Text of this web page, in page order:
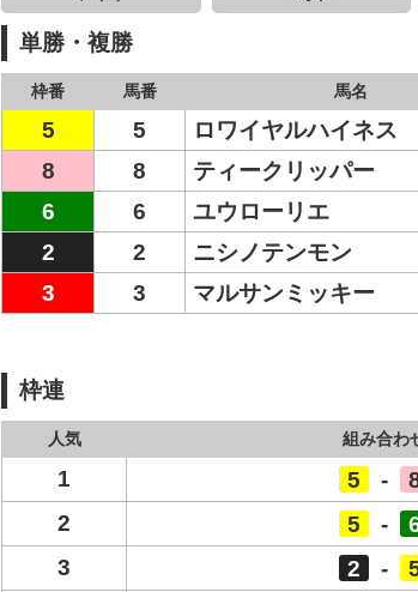
単勝・複勝
枠番 馬番 馬名
5 5 ロワイヤルハイネス
8
8 ティークリッパー
6
6 ユウローリエ
2
2 ニシノテンモン
3
3 マルサンミッキー
枠連
人気 組み合わ
1 5 -
2
5 -
3
2 -